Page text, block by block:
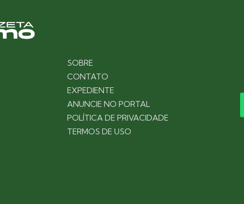
SOBRE
CONTATO
EXPEDIENTE
ANUNCIE NO PORTAL
POLÍTICA DE PRIVACIDADE
TERMOS DE USO